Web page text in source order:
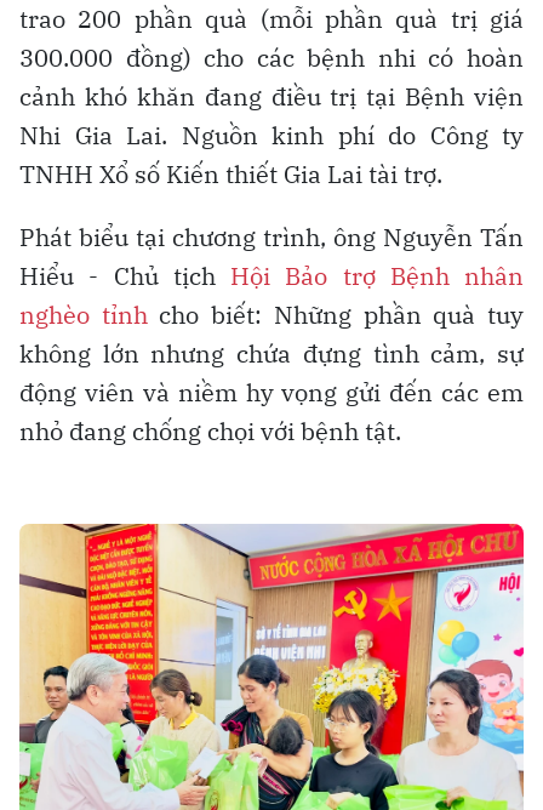
trao 200 phần quà (mỗi phần quà trị giá
300.000 đồng) cho các bệnh nhi có hoàn
cảnh khó khăn đang điều trị tại Bệnh viện
Nhi Gia Lai. Nguồn kinh phí do Công ty
TNHH Xổ số Kiến thiết Gia Lai tài trợ.
Phát biểu tại chương trình, ông Nguyễn Tấn
Hiểu - Chủ tịch Hội Bảo trợ Bệnh nhân
nghèo tỉnhcho biết: Những phần quà tuy
không lớn nhưng chứa đựng tình cảm, sự
động viên và niềm hy vọng gửi đến các em
nhỏ đang chống chọi với bệnh tật.